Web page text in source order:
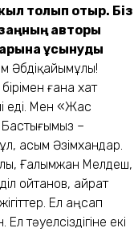
толып отыр. Біз
авторы
ұсынуды
Әбдіқайымұлы!
ғана хат
еді. Мен «Жас
Бастығымыз –
Қасым Әзімхандар.
Ғалымжан Мелдеш,
Қойтанов, Қайрат
Ел аңсап
тәуелсіздігіне екі